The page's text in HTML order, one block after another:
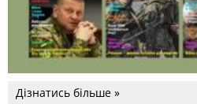
Дізнатись більше »